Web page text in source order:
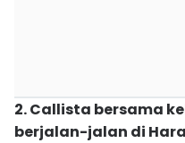
2. Callista bersama
berjalan-jalan di